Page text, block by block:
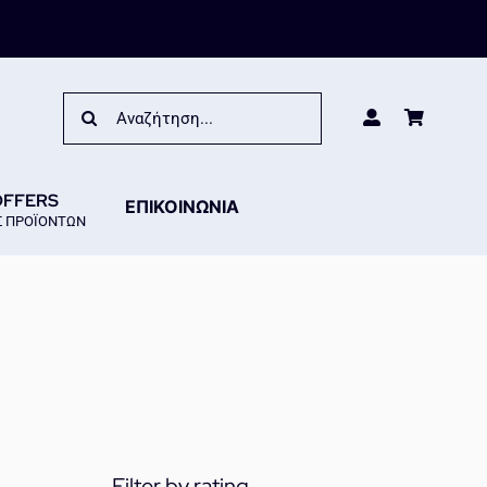
Search
ΠΡΟΪΟΝΤΩΝ
ΕΠΙΚΟΙΝΩΝΙΑ